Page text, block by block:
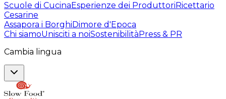
Scuole di CucinaEsperienze dei ProduttoriRicettario
Cesarine
Assapora i BorghiDimore d'Epoca
Chi siamoUnisciti a noiSostenibilitàPress & PR
Cambia lingua